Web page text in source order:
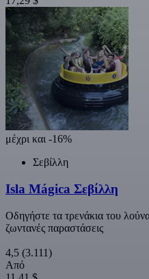
μέχρι και -16%
Σεβίλλη
Isla Mágica Σεβίλλη
Οδηγήστε τα τρενάκια του
ζωντανές παραστάσεις
4,5 (3.111)
Από